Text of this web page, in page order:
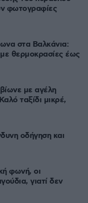
φωτογραφίες
στα Βαλκάνια:
θερμοκρασίες έως
με αγέλη
ταξίδι μικρέ,
οδήγηση και
φωνή, οι
γιατί δεν